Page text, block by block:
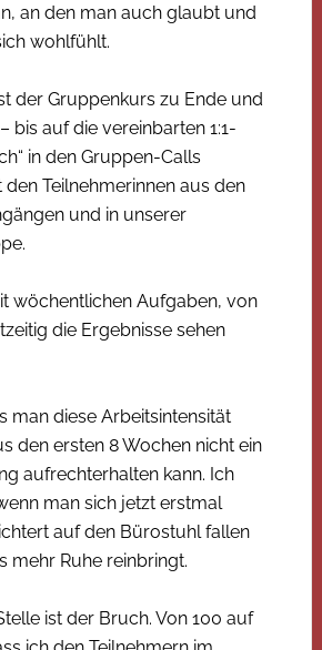
an den man auch glaubt und
wohlfühlt.
der Gruppenkurs zu Ende und
bis auf die vereinbarten 1:1-
in den Gruppen-Calls
Teilnehmerinnen aus den
und in unserer
wöchentlichen Aufgaben, von
die Ergebnisse sehen
man diese Arbeitsintensität
den ersten 8 Wochen nicht ein
aufrechterhalten kann. Ich
man sich jetzt erstmal
auf den Bürostuhl fallen
mehr Ruhe reinbringt.
ist der Bruch. Von 100 auf